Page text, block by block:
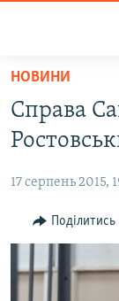
Перейти
основного
матеріалу
до
навігації
Перейти
пошуку
ВОДА.КРИМ
ПОЛІТИКА
БЛОГИ
ПОГЛЯД
ІНТЕРВ'Ю
НОВИНИ
Справа
17 серпень 2015,
Поділитись